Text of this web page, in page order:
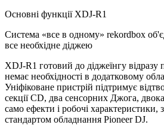
Основні функції XDJ-R1
Система «все в одному» rekordbox
все необхідне діджею
XDJ-R1 готовий до діджеїнгу відразу
немає необхідності в додатковому
Уніфіковане пристрій підтримує
секції CD, два сенсорних Джога,
само ефекти і робочі характеристики,
стандартом обладнання Pioneer DJ.